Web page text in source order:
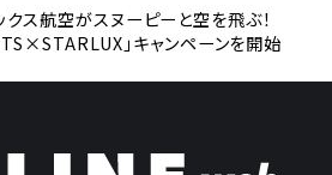
クス航空がスヌーピーと空を飛ぶ！
」キャンペーンを開始